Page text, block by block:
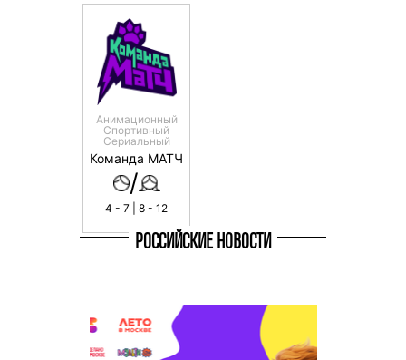
Анимационный
Спортивный
Сериальный
Команда МАТЧ
/
4 - 7 | 8 - 12
РОССИЙСКИЕ НОВОСТИ